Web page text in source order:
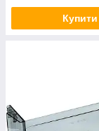
Indesit.
Наш сайт не
Купити скляну
кліка. Якщо у
замовлення або
допомогою до
Купити